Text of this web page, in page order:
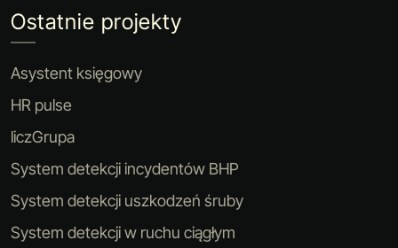
Ostatnie projekty
Asystent księgowy
HR pulse
liczGrupa
System detekcji incydentów BHP
System detekcji uszkodzeń śruby
System detekcji w ruchu ciągłym